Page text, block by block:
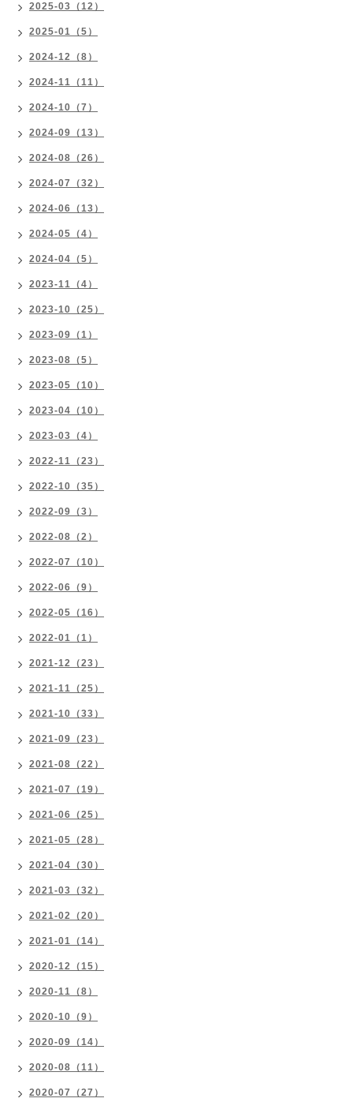
2025-03（12）
2025-01（5）
2024-12（8）
2024-11（11）
2024-10（7）
2024-09（13）
2024-08（26）
2024-07（32）
2024-06（13）
2024-05（4）
2024-04（5）
2023-11（4）
2023-10（25）
2023-09（1）
2023-08（5）
2023-05（10）
2023-04（10）
2023-03（4）
2022-11（23）
2022-10（35）
2022-09（3）
2022-08（2）
2022-07（10）
2022-06（9）
2022-05（16）
2022-01（1）
2021-12（23）
2021-11（25）
2021-10（33）
2021-09（23）
2021-08（22）
2021-07（19）
2021-06（25）
2021-05（28）
2021-04（30）
2021-03（32）
2021-02（20）
2021-01（14）
2020-12（15）
2020-11（8）
2020-10（9）
2020-09（14）
2020-08（11）
2020-07（27）